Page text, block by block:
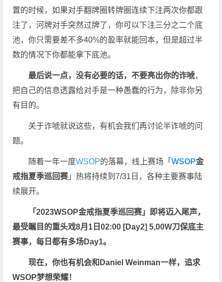
置的时候，如果对手翻牌圈转牌圈连续下注两次你都跟
注了，河牌对手突然过牌了，你可以下注三分之二个底
池，你只需要差不多40%的盈率就能回本，但是超过半
数的情况下你都能拿下底池。
最后说一点，没有必要的话，不要亮出你的诈唬，
把自己的信息透露给对手是一种愚蠢的行为，除非你另
有目的。
关于诈唬就说这些，有机会我们再讨论半诈唬的问
题。
随着一年一度WSOP的落幕，线上赛场「WSOP金
戒指夏季巡回赛」热将持续到7/31日，各种主要赛事陆
续展开。
「2023WSOP金戒指夏季巡回赛」即将迈入尾声，
最受瞩目的重头戏8月1日02:00 [Day2] 5,00W刀保底主
赛事，每日都有多场Day1。
现在，你也有机会和Daniel Weinman一样，追求
WSOP梦想荣耀！